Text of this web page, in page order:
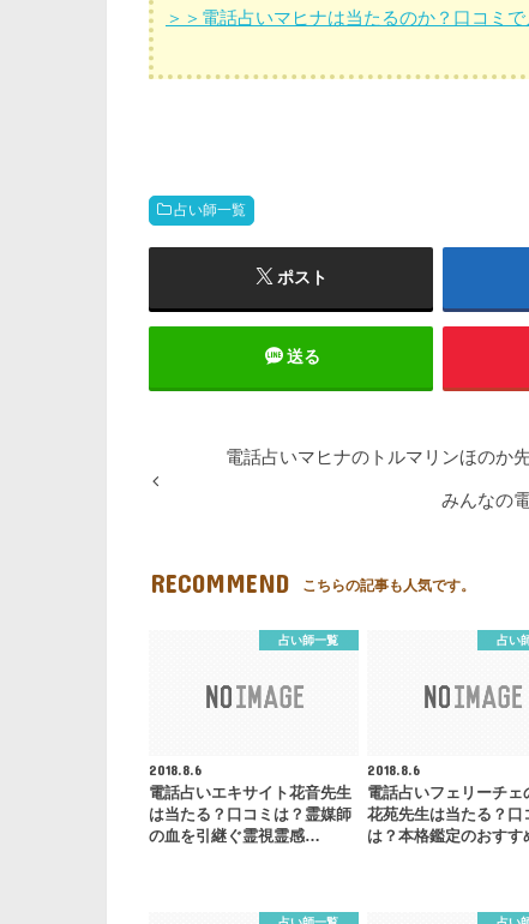
＞＞電話占いマヒナは当たるのか？口コミ
占い師一覧
ポスト
送る
電話占いマヒナのトルマリンほのか
みんなの
RECOMMEND こちらの記事も人気です。
占い師一覧
2018.8.6
電話占いエキサイト花音先生
は当たる？口コミは？霊媒師
の血を引継ぐ霊視霊感…
占い
2018.8.6
電話占いフェリーチェ
花苑先生は当たる？口
は？本格鑑定のおす